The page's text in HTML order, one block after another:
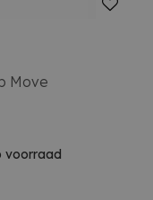
Move
voorraad